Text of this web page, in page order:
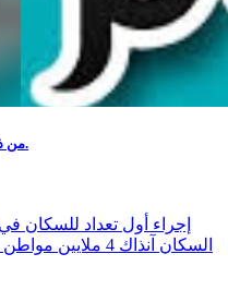
من ذاكرة التاريخ : حدث في مثل هذا اليوم 1 أوت.